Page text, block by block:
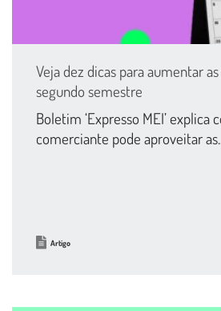
Veja dez dicas para aumentar
segundo semestre
Boletim ‘Expresso MEI’ explica
comerciante pode aproveitar
Artigo